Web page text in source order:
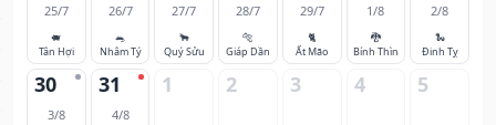
25/7
🐖
Tân Hợi
26/7
🐀
Nhâm Tý
27/7
🐂
Quý Sửu
28/7
🐅
Giáp Dần
29/7
🐈
Ất Mão
1/8
🐉
Bính Thìn
2/8
🐍
Đinh Tỵ
30
3/8
31
4/8
1 2 3 4 5